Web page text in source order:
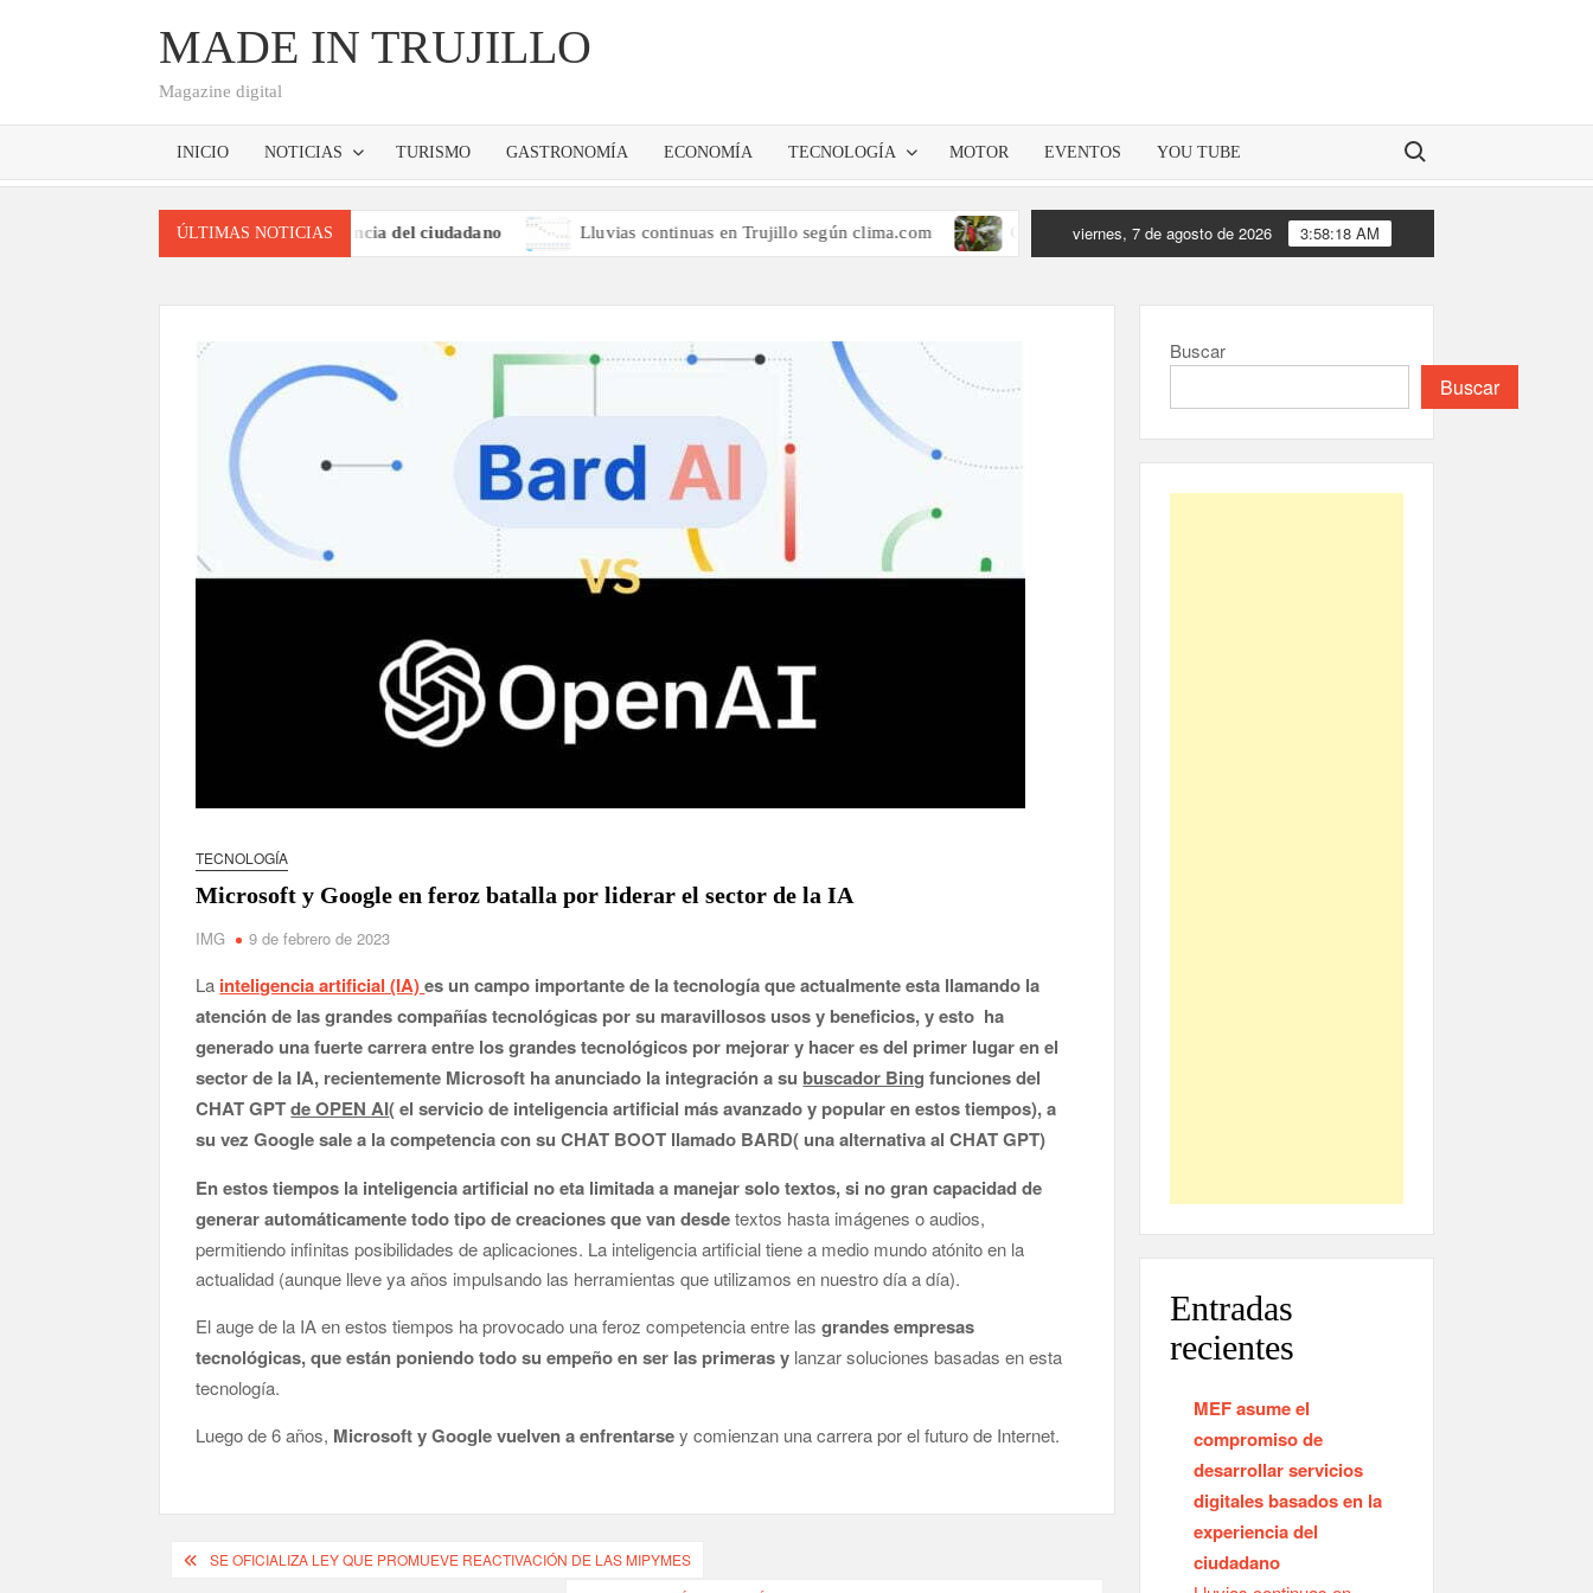
MADE IN TRUJILLO
Magazine digital
INICIO NOTICIAS TURISMO GASTRONOMÍA ECONOMÍA TECNOLOGÍA MOTOR EVENTOS YOU TUBE Buscar:
ÚLTIMAS NOTICIAS
digitales basados en la experiencia del ciudadano Lluvias continuas en Trujillo según clima.com Cacao peruano es presentado como uno de los superalimentos estrellas en el mercado
viernes, 7 de agosto de 2026 3:58:19 AM
TECNOLOGÍA
Microsoft y Google en feroz batalla por liderar el sector de la IA
IMG 9 de febrero de 2023
La inteligencia artificial (IA)es un campo importante de la tecnología que actualmente esta llamando la
atención de las grandes compañías tecnológicas por su maravillosos usos y beneficios, y esto ha
generado una fuerte carrera entre los grandes tecnológicos por mejorar y hacer es del primer lugar en el
sector de la IA, recientemente Microsoft ha anunciado la integración a su buscador Bing funciones del
CHAT GPTde OPEN AI( el servicio de inteligencia artificial más avanzado y popular en estos tiempos), a
su vez Google sale a la competencia con su CHAT BOOT llamado BARD( una alternativa al CHAT GPT)
En estos tiempos la inteligencia artificial no eta limitada a manejar solo textos, si no gran capacidad de
generar automáticamente todo tipo de creaciones que van desdetextos hasta imágenes o audios,
permitiendo infinitas posibilidades de aplicaciones. La inteligencia artificial tiene a medio mundo atónito en la
actualidad (aunque lleve ya años impulsando las herramientas que utilizamos en nuestro día a día).
El auge de la IA en estos tiempos ha provocado una feroz competencia entre lasgrandes empresas
tecnológicas, que están poniendo todo su empeño en ser las primeras y lanzar soluciones basadas en esta
tecnología.
Luego de 6 años, Microsoft y Google vuelven a enfrentarsey comienzan una carrera por el futuro de Internet.
Navegación
SE OFICIALIZA LEY QUE PROMUEVE REACTIVACIÓN DE LAS MIPYMES
Buscar
Buscar
Entradas
recientes
MEF asume el
compromiso de
desarrollar servicios
digitales basados en la
experiencia del
ciudadano